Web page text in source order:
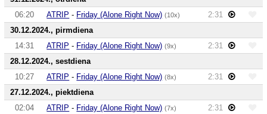
06:20
ATRIP - Friday (Alone Right Now) (10x)
2:31
30.12.2024., pirmdiena
14:31
ATRIP - Friday (Alone Right Now) (9x)
2:31
28.12.2024., sestdiena
10:27
ATRIP - Friday (Alone Right Now) (8x)
2:31
27.12.2024., piektdiena
02:04
ATRIP - Friday (Alone Right Now) (7x)
2:31